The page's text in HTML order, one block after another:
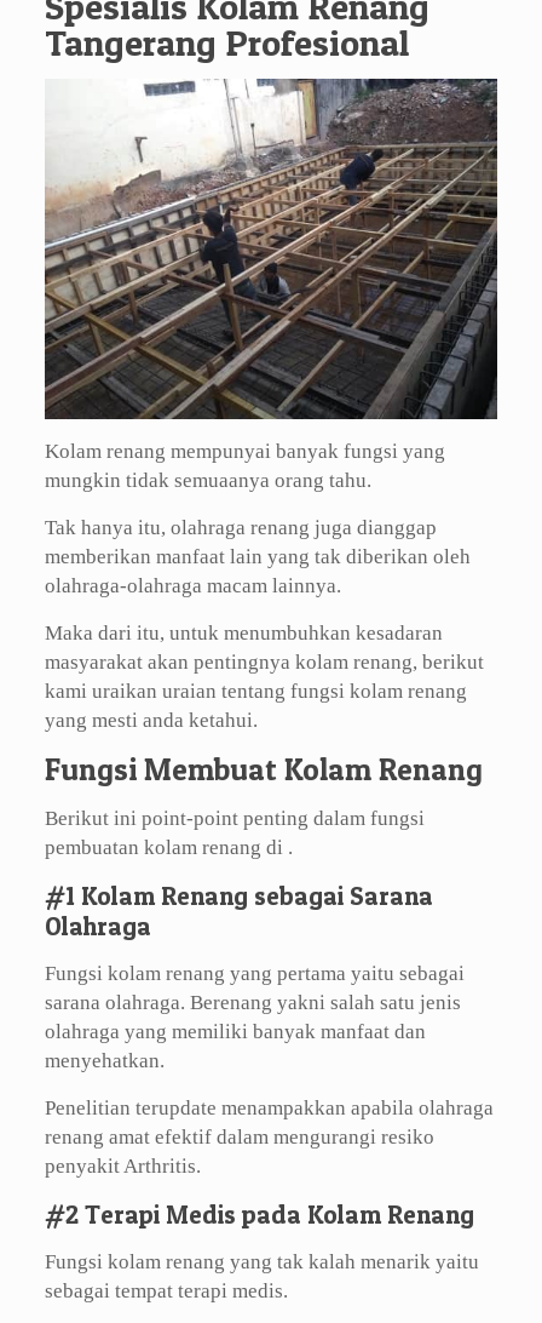
Tangerang Profesional
Kolam renang mempunyai banyak fungsi yang
mungkin tidak semuaanya orang tahu.
Tak hanya itu, olahraga renang juga dianggap
memberikan manfaat lain yang tak diberikan oleh
olahraga-olahraga macam lainnya.
Maka dari itu, untuk menumbuhkan kesadaran
masyarakat akan pentingnya kolam renang, berikut
kami uraikan uraian tentang fungsi kolam renang
yang mesti anda ketahui.
Fungsi Membuat Kolam Renang
Berikut ini point-point penting dalam fungsi
pembuatan kolam renang di .
#1 Kolam Renang sebagai Sarana
Olahraga
Fungsi kolam renang yang pertama yaitu sebagai
sarana olahraga. Berenang yakni salah satu jenis
olahraga yang memiliki banyak manfaat dan
menyehatkan.
Penelitian terupdate menampakkan apabila olahraga
renang amat efektif dalam mengurangi resiko
penyakit Arthritis.
#2 Terapi Medis pada Kolam Renang
Fungsi kolam renang yang tak kalah menarik yaitu
sebagai tempat terapi medis.